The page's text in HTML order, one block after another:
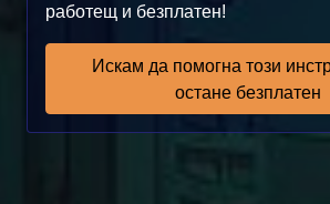
работещ и безплатен!
Искам да помогна този
остане безплатен